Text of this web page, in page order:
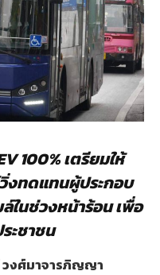
100% เตรียมให้
งทดแทนผู้ประกอบ
ในช่วงหน้าร้อน เพื่อ
ะชาชน
งศ์มาจารภิญญา